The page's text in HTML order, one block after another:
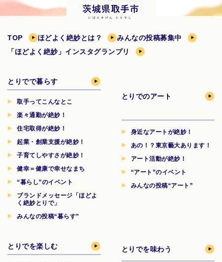
TOP ほどよく絶妙とは？
みんなの投稿募集中
「ほどよく絶妙」インスタグランプリ
とりでで暮らす
取手ってこんなとこ
楽々通勤が絶妙！
住宅取得が絶妙！
起業・創業支援が絶妙！
子育てしやすさが絶妙！
健幸＝健康で幸せなまち
“暮らし”のイベント
ブランドメッセージ「ほどよ
く絶妙とりで」
みんなの投稿“暮らす”
とりでのアート
身近なアートが絶妙！
あの！？東京藝大あります！
アート活動が絶妙！
“アート”のイベント
みんなの投稿“アート”
とりでを楽しむ とりでを味わう